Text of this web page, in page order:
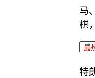
马
棋
最
特